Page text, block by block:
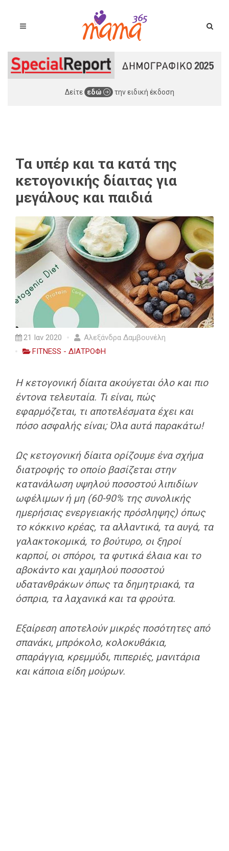
Δείτε εδώ την ειδική έκδοση
Τα υπέρ και τα κατά της
κετογονικής δίαιτας για
μεγάλους και παιδιά
21 Ιαν 2020
Αλεξάνδρα Δαμβουνέλη
FITNESS - ΔΙΑΤΡΟΦΗ
Η κετογονική δίαιτα ακούγεται όλο και πιο
έντονα τελευταία. Τι είναι, πώς
εφαρμόζεται, τι αποτελέσματα έχει και
πόσο ασφαλής είναι;Όλα αυτά παρακάτω!
Ως κετογονική δίαιτα ορίζουμε ένα σχήμα
διατροφής το οποίο βασίζεται στην
κατανάλωση υψηλού ποσοστού λιπιδίων
ωφέλιμων ή μη (60-90% της συνολικής
ημερήσιας ενεργειακής πρόσληψης) όπως
το κόκκινο κρέας, τα αλλαντικά, τα αυγά, τα
γαλακτοκομικά, το βούτυρο, οι ξηροί
καρποί, οι σπόροι, τα φυτικά έλαια και το
αβοκάντο και χαμηλού ποσοστού
υδατανθράκωνόπως τα δημητριακά, τα
όσπρια, τα λαχανικά και τα φρούτα.
Εξαίρεση αποτελούνμικρές ποσότητες από
σπανάκι, μπρόκολο, κολοκυθάκια,
σπαράγγια, κρεμμύδι, πιπεριές, μανιτάρια
και κάποια είδη μούρων.